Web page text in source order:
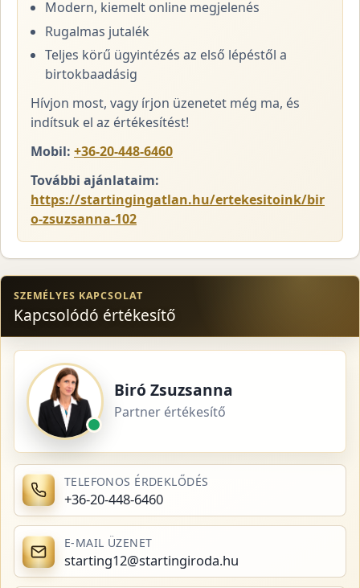
Modern, kiemelt online megjelenés
Rugalmas jutalék
Teljes körű ügyintézés az első lépéstől a
birtokbaadásig
Hívjon most, vagy írjon üzenetet még ma, és
indítsuk el az értékesítést!
Mobil: +36-20-448-6460
További ajánlataim:
https://startingingatlan.hu/ertekesitoink/bir
o-zsuzsanna-102
SZEMÉLYES KAPCSOLAT
Kapcsolódó értékesítő
Biró Zsuzsanna
Partner értékesítő
TELEFONOS ÉRDEKLŐDÉS
+36-20-448-6460
E-MAIL ÜZENET
starting12@startingiroda.hu